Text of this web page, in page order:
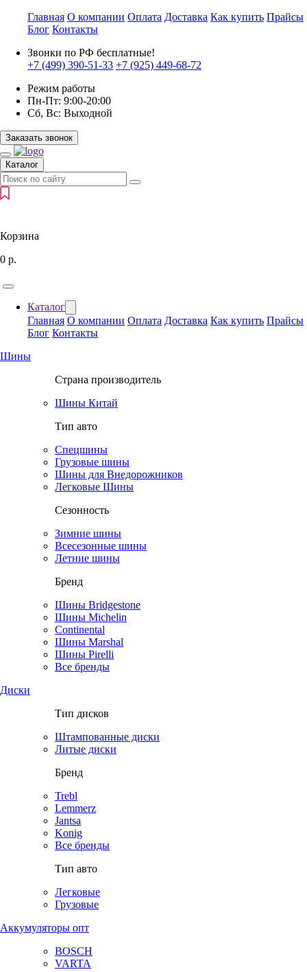
Главная О компании Оплата Доставка Как купить Прайсы
Блог Контакты
Звонки по РФ бесплатные!
+7 (499) 390-51-33 +7 (925) 449-68-72
Режим работы
Пн-Пт: 9:00-20:00
Сб, Вс: Выходной
Заказать звонок
Каталог
Корзина
0 р.
Каталог
Главная О компании Оплата Доставка Как купить Прайсы
Блог Контакты
Шины
Страна производитель
Шины Китай
Тип авто
Спецшины
Грузовые шины
Шины для Внедорожников
Легковые Шины
Сезонность
Зимние шины
Всесезонные шины
Летние шины
Бренд
Шины Bridgestone
Шины Michelin
Continental
Шины Marshal
Шины Pirelli
Все бренды
Диски
Тип дисков
Штампованные диски
Литые диски
Бренд
Trebl
Lemmerz
Jantsa
Konig
Все бренды
Тип авто
Легковые
Грузовые
Аккумуляторы опт
BOSCH
VARTA